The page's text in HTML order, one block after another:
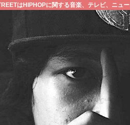
はHIPHOPに関する音楽、テレビ、ニュ